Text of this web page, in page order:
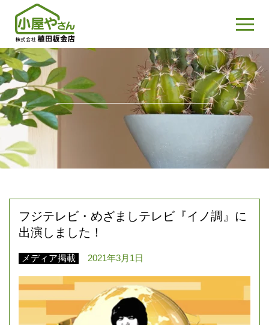
フジテレビ・めざましテレビ『イノ調』に
出演しました！
メディア掲載 2021年3月1日